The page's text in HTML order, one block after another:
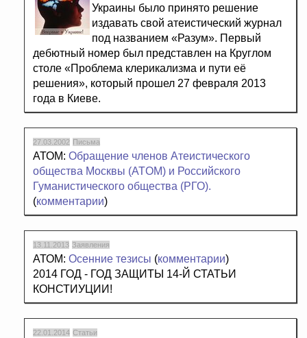
Украины было принято решение
издавать свой атеистический журнал
под названием «Разум». Первый
дебютный номер был представлен на Круглом
столе «Проблема клерикализма и пути её
решения», который прошел 27 февраля 2013
года в Киеве.
27.03.2002 Письма
АТОМ: Обращение членов Атеистического
общества Москвы (ATOM) и Российского
Гуманистического общества (РГО).
(комментарии)
13.11.2013 Заявления
АТОМ: Осенние тезисы (комментарии)
2014 ГОД - ГОД ЗАЩИТЫ 14-Й СТАТЬИ
КОНСТИУЦИИ!
22.01.2014 Статьи